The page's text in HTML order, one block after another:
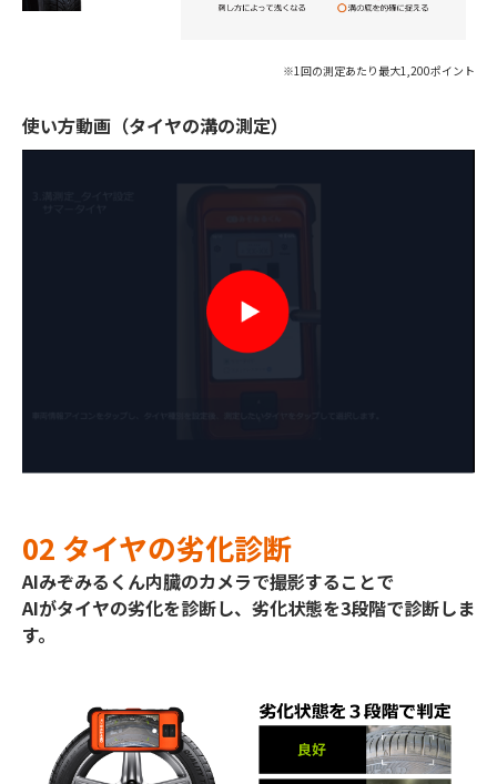
※1回の測定あたり最大1,200ポイント
使い方動画（タイヤの溝の測定）
02 タイヤの劣化診断
AIみぞみるくん内臓のカメラで撮影することで
AIがタイヤの劣化を診断し、劣化状態を3段階で診断しま
す。